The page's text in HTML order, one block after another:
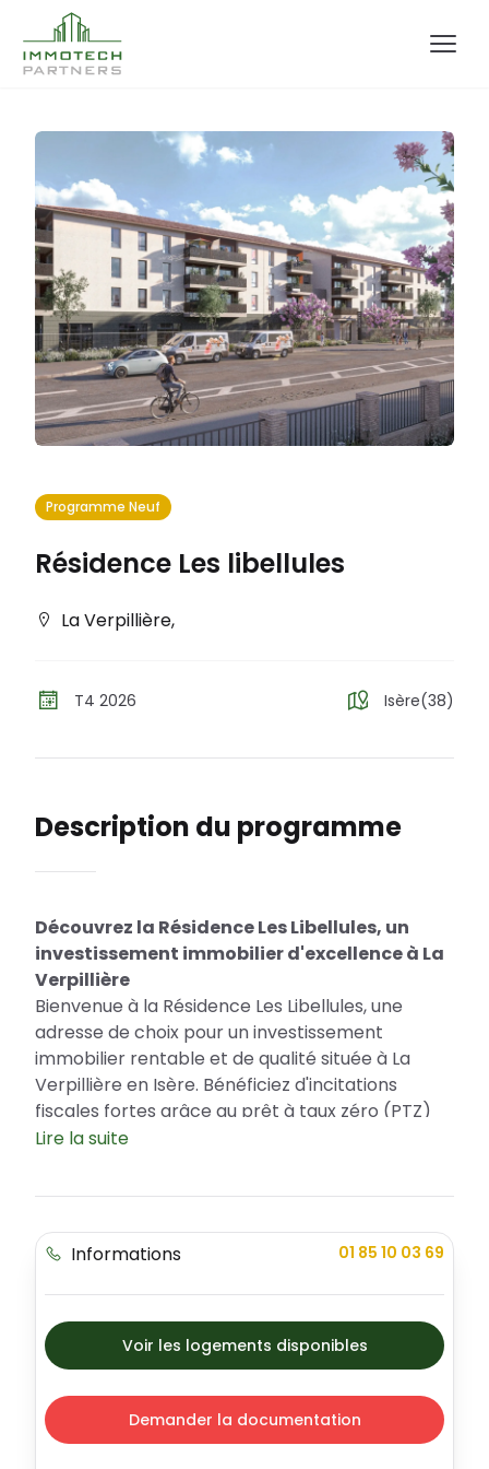
Programme Neuf
Résidence Les libellules
La Verpillière,
T4 2026 Isère(38)
Description du programme
Découvrez la Résidence Les Libellules, un
investissement immobilier d'excellence à La
Verpillière
Bienvenue à la Résidence Les Libellules, une
adresse de choix pour un investissement
immobilier rentable et de qualité située à La
Verpillière en Isère. Bénéficiez d'incitations
fiscales fortes grâce au prêt à taux zéro (PTZ)
pour l'acquisition de votre résidence principale.
symbolise élégance et modernité offrant une
besoins et fidèles à un goût raffiné.
Située en plein cœur de la Verpillière, la
Résidence Les Libellules offre un cadre de vie
exceptionnel. Profitez d'un environnement
sécurisé et paisible avec des espaces extérieurs
soigneusement aménagés. Bénéficiez de la
Lire la suite
Informations 01 85 10 03 69
Voir les logements disponibles
Demander la documentation